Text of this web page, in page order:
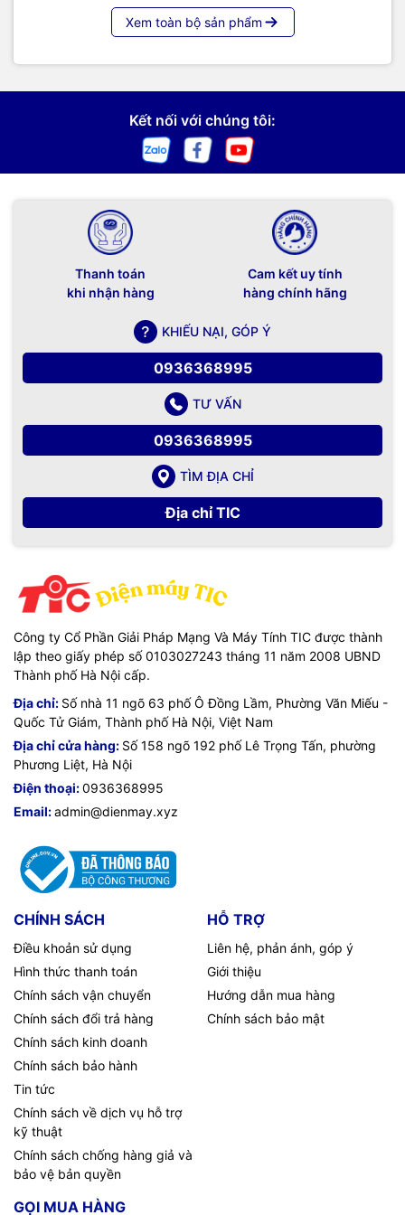
Sản phẩm được thiết kế theo kiểu đặt úp bình nước phía
Máy sẽ tự động ngắt điện khi hết nước; tự ngắt khi đạt nhiệt
độ làm nóng – làm lạnh nước giúp bạn tiết kiệm được điện.
Công nghệ làm lạnh bằng động cơ block và môi chất R134a
than thiện với môi trường dựa trên nguyên ly làm lạnh của tủ
lạnh với độ bền cao.
– Làm nóng làm lạnh nhanh chóng,
– Với kiểu dáng nhỏ nhắn đẹp và rất chắc chắn, Với ngăn
chứa đồ rộng hơn các model cây nước trên thị trường hiện
đình có trẻ nhỏ
Cây nước nóng lạnh FujiE WDBY400.
sẽ luôn đáp ứng nhu cầu sử dụng nước nóng để pha trà,
pha sữa cho trẻ em, pha cà-phê ... sản phẩm phù hợp cho
mọi văn phòng, công ty cũng như các hộ gia đình, xí nghiệp,
nhà xưởng…
Xem toàn bộ sản phẩm
- Công suất làm nóng : 550W
- Thời gian làm nước nóng : 5.0L / H
- Nhiệt độ nước nóng : 90-95 độ C
- Công suất (V) : 220-240V, điện áp sử dụng: 50/60Hz
- Kích thước sản phẩm : 270*420*1100mm
- Trọng lượng sản phẩm : 16.5 Kgs
- Sản phẩm đạt đầy đủ các chứng nhận quốc tế CO, CQ
Bảo hành 24 tháng
Công nghệ Nhật bản, xuất xứ chính hãng
HƯỚNG DẪN SỬ DỤNG CÂY
NƯỚC NÓNG LẠNH FUJIE
WDBY400 AN TOÀN, HIỆU QUẢ:
- Sau khi mua về bạn nên để sản phẩm tĩnh khoảng 30 – 1h để ổn
định ga trong máy.
Kết nối với chúng tôi:
Thanh toán
khi nhận hàng
Cam kết uy tính
hàng chính hãng
KHIẾU NẠI, GÓP Ý
0936368995
TƯ VẤN
0936368995
TÌM ĐỊA CHỈ
Địa chỉ TIC
Công ty Cổ Phần Giải Pháp Mạng Và Máy Tính TIC được thành
lập theo giấy phép số 0103027243 tháng 11 năm 2008 UBND
Thành phố Hà Nội cấp.
Địa chỉ: Số nhà 11 ngõ 63 phố Ô Đồng Lầm, Phường Văn Miếu -
Quốc Tử Giám, Thành phố Hà Nội, Việt Nam
Địa chỉ cửa hàng: Số 158 ngõ 192 phố Lê Trọng Tấn, phường
Phương Liệt, Hà Nội
Điện thoại:0936368995
Email:admin@dienmay.xyz
CHÍNH SÁCH
Điều khoản sử dụng
Hình thức thanh toán
Chính sách vận chuyển
Chính sách đổi trả hàng
Chính sách kinh doanh
Chính sách bảo hành
Tin tức
Chính sách về dịch vụ hỗ trợ
kỹ thuật
Chính sách chống hàng giả và
bảo vệ bản quyền
HỖ TRỢ
Liên hệ, phản ánh, góp ý
Giới thiệu
Hướng dẫn mua hàng
Chính sách bảo mật
GỌI MUA HÀNG